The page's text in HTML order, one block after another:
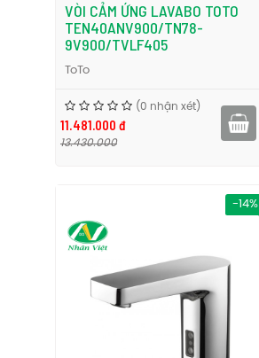
VÒI CẢM ỨNG LAVABO TOTO
TEN40ANV900/TN78-
9V900/TVLF405
ToTo
(0 nhận xét)
11.481.000 đ
13.430.000
-14%